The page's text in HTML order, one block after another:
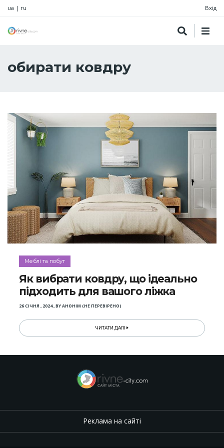
ua | ru Вхід
обирати ковдру
Меблі та побут
Як вибрати ковдру, що ідеально
підходить для вашого ліжка
26 СІЧНЯ , 2024,BYАНОНІМ (НЕ ПЕРЕВІРЕНО)
ЧИТАТИ ДАЛІ
Реклама на сайті